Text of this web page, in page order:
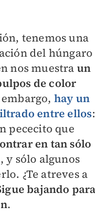
tenemos una
del húngaro
nos muestra un
de color
hay un
entre ellos:
pececito que
en tan sólo
, y sólo algunos
¿Te atreves a
bajando para
.